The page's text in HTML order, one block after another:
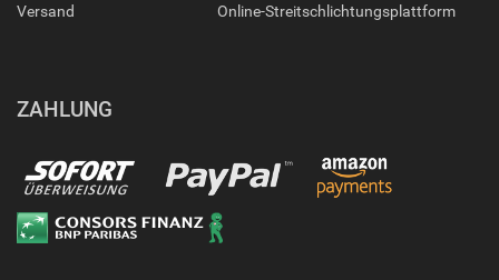
Versand Online-Streitschlichtungsplattform
ZAHLUNG